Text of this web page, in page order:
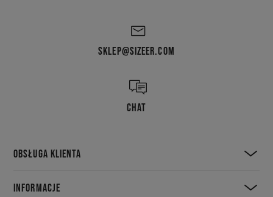
SKLEP@SIZEER.COM
CHAT
OBSŁUGA KLIENTA
INFORMACJE